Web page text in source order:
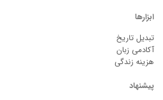
ابزارها
تبدیل تاریخ
آکادمی زبان
هزینه زندگی
پیشنهاد